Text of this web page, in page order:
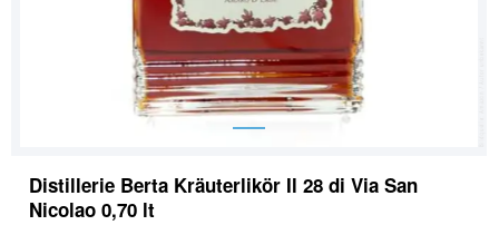
Distillerie Berta Kräuterlikör Il 28 di Via San
Nicolao 0,70 lt